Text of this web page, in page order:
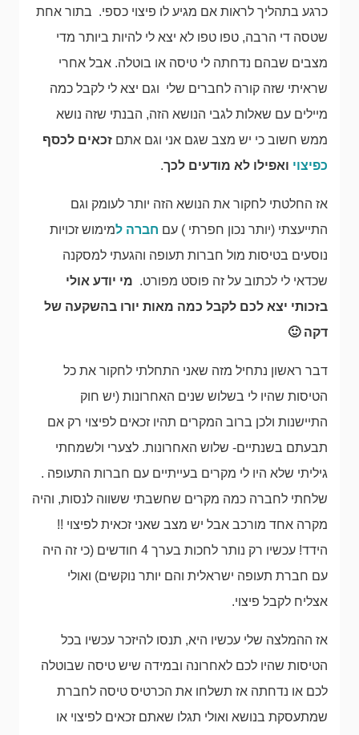
כרגע בתהליך לראות אם מגיע לו פיצוי כספי. בתור אחת
שטסה די הרבה, טפו טפו לא יצא לי להיות ביותר מדי
מצבים שבהם נדחתה לי טיסה או בוטלה. אבל אחרי
שראיתי שזה קורה לחברים שלי וגם יצא לי לקבל כמה
מיילים עם שאלות לגבי הנושא הזה, הבנתי שזה נושא
ממש חשוב כי יש מצב שגם אני וגם אתם זכאים לכסף
כפיצוי ואפילו לא מודעים לכך.
אז החלטתי לחקור את הנושא הזה יותר לעומק וגם
התייעצתי (יותר נכון חפרתי ) עם חברה למימוש זכויות
נוסעים בטיסות מול חברות תעופה והגעתי למסקנה
שכדאי לי לכתוב על זה פוסט מפורט. מי יודע אולי
בזכותי יצא לכם לקבל כמה מאות יורו בהשקעה של
דקה 🙂
דבר ראשון נתחיל מזה שאני התחלתי לחקור את כל
הטיסות שהיו לי בשלוש שנים האחרונות (יש חוק
התיישנות ולכן ברוב המקרים תהיו זכאים לפיצוי רק אם
תבעתם בשנתיים- שלוש האחרונות. לצערי ולשמחתי
גיליתי שלא היו לי מקרים בעייתיים עם חברות התעופה .
שלחתי לחברה כמה מקרים שחשבתי ששווה לנסות, והיה
מקרה אחד מורכב אבל יש מצב שאני זכאית לפיצוי !!
הידד! עכשיו רק נותר לחכות בערך 4 חודשים (כי זה היה
עם חברת תעופה ישראלית והם יותר נוקשים) ואולי
אצליח לקבל פיצוי.
אז ההמלצה שלי עכשיו היא, תנסו להיזכר עכשיו בכל
הטיסות שהיו לכם לאחרונה ובמידה שיש טיסה שבוטלה
לכם או נדחתה אז תשלחו את הכרטיס טיסה לחברת
שמתעסקת בנושא ואולי תגלו שאתם זכאים לפיצוי או